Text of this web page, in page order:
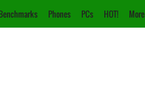
Phones PCs HOT! More